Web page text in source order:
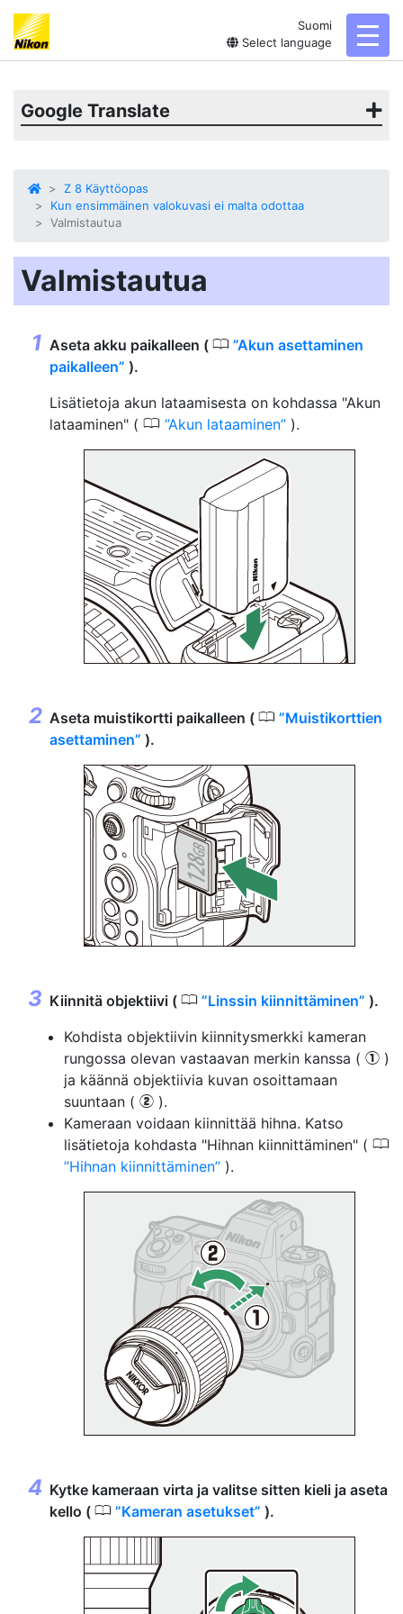
Suomi
Select language
Google Translate
Z 8 Käyttöopas
Kun ensimmäinen valokuvasi ei malta odottaa
Valmistautua
Valmistautua
Aseta akku paikalleen ( 0 Akun asettaminen
paikalleen ).
Lisätietoja akun lataamisesta on kohdassa "Akun
lataaminen" ( 0 Akun lataaminen ).
Aseta muistikortti paikalleen ( 0 Muistikorttien
asettaminen ).
Kiinnitä objektiivi ( 0 Linssin kiinnittäminen ).
Kohdista objektiivin kiinnitysmerkki kameran
rungossa olevan vastaavan merkin kanssa ( q )
ja käännä objektiivia kuvan osoittamaan
suuntaan ( w ).
Kameraan voidaan kiinnittää hihna. Katso
lisätietoja kohdasta "Hihnan kiinnittäminen" ( 0
Hihnan kiinnittäminen ).
Kytke kameraan virta ja valitse sitten kieli ja aseta
kello ( 0 Kameran asetukset ).